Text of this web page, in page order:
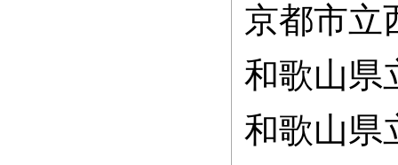
京都市
和歌山
和歌山